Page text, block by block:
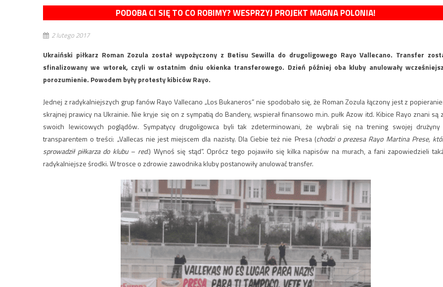
PODOBA CI SIĘ TO CO ROBIMY? WESPRZYJ PROJEKT MAGNA POLONIA!
2 lutego 2017
Ukraiński piłkarz Roman Zozula został wypożyczony z Betisu Sewilla do drugoligowego Rayo Vallecano. Transfer
sfinalizowany we wtorek, czyli w ostatnim dniu okienka transferowego. Dzień później oba kluby anulowały
porozumienie. Powodem były protesty kibiców Rayo.
Jednej z radykalniejszych grup fanów Rayo Vallecano „Los Bukaneros” nie spodobało się, że Roman Zozula łączony jest z
skrajnej prawicy na Ukrainie. Nie kryje się on z sympatią do Bandery, wspierał finansowo m.in. pułk Azow itd. Kibice Rayo znani są
swoich lewicowych poglądów. Sympatycy drugoligowca byli tak zdeterminowani, że wybrali się na trening swojej
transparentem o treści: „Vallecas nie jest miejscem dla nazisty. Dla Ciebie też nie Presa (chodzi o prezesa Rayo Martina Prese,
sprowadził piłkarza do klubu – red.) Wynoś się stąd”. Oprócz tego pojawiło się kilka napisów na murach, a fani zapowiedzieli
radykalniejsze środki. W trosce o zdrowie zawodnika kluby postanowiły anulować transfer.